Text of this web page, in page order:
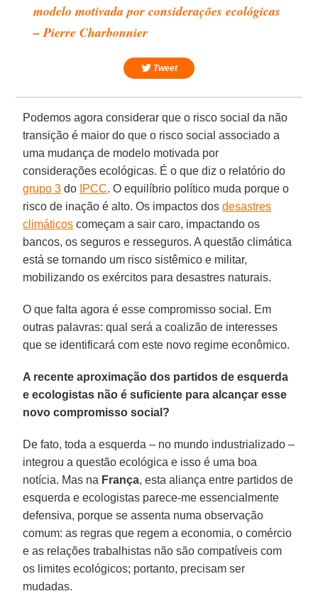
modelo motivada por considerações ecológicas
– Pierre Charbonnier
Tweet
Podemos agora considerar que o risco social da não
transição é maior do que o risco social associado a
uma mudança de modelo motivada por
considerações ecológicas. É o que diz o relatório do
grupo 3 do IPCC. O equilíbrio político muda porque o
risco de inação é alto. Os impactos dosdesastres
climáticos começam a sair caro, impactando os
bancos, os seguros e resseguros. A questão climática
está se tornando um risco sistêmico e militar,
mobilizando os exércitos para desastres naturais.
O que falta agora é esse compromisso social. Em
outras palavras: qual será a coalizão de interesses
que se identificará com este novo regime econômico.
A recente aproximação dos partidos de esquerda
e ecologistas não é suficiente para alcançar esse
novo compromisso social?
De fato, toda a esquerda – no mundo industrializado –
integrou a questão ecológica e isso é uma boa
notícia. Mas na França, esta aliança entre partidos de
esquerda e ecologistas parece-me essencialmente
defensiva, porque se assenta numa observação
comum: as regras que regem a economia, o comércio
e as relações trabalhistas não são compatíveis com
os limites ecológicos; portanto, precisam ser
mudadas.